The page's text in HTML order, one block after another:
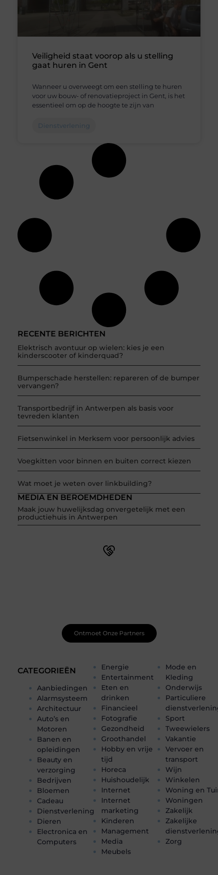
RECENTE BERICHTEN
Elektrisch avontuur op wielen: kies je een
kinderscooter of kinderquad?
Bumperschade herstellen: repareren of de bumper
vervangen?
Transportbedrijf in Antwerpen als basis voor
tevreden klanten
Fietsenwinkel in Merksem voor persoonlijk advies
Voegkitten voor binnen en buiten correct kiezen
Wat moet je weten over linkbuilding?
CATEGORIEËN
Aanbiedingen
Alarmsysteem
Architectuur
Auto’s en
Motoren
Banen en
opleidingen
Beauty en
verzorging
Bedrijven
Bloemen
Cadeau
Dienstverlening
Dieren
Electronica en
Computers
Energie
Entertainment
Eten en
drinken
Financieel
Fotografie
Gezondheid
Groothandel
Hobby en vrije
tijd
Horeca
Huishoudelijk
Internet
Internet
marketing
Kinderen
Management
Media
Meubels
Mode en
Kleding
Onderwijs
Particuliere
Sport
Tweewielers
Vakantie
Vervoer en
transport
Wijn
Winkelen
Woning en
Woningen
Zakelijk
Zakelijke
Zorg
MEDIA EN BEROEMDHEDEN
Maak jouw huwelijksdag onvergetelijk met een
productiehuis in Antwerpen
Ontmoet Onze Partners
Veiligheid staat voorop als u stelling
gaat huren in Gent
Wanneer u overweegt om een stelling te huren
voor uw bouw- of renovatieproject in Gent, is het
essentieel om op de hoogte te zijn van
Dienstverlening